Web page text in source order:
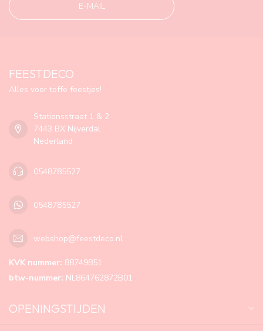
E-MAIL
FEESTDECO
Alles voor toffe feestjes!
Stationsstraat 1 & 2
7443 BX Nijverdal
Nederland
0548785527
0548785527
webshop@feestdeco.nl
KVK nummer: 88749851
btw-nummer: NL864762872B01
OPENINGSTIJDEN